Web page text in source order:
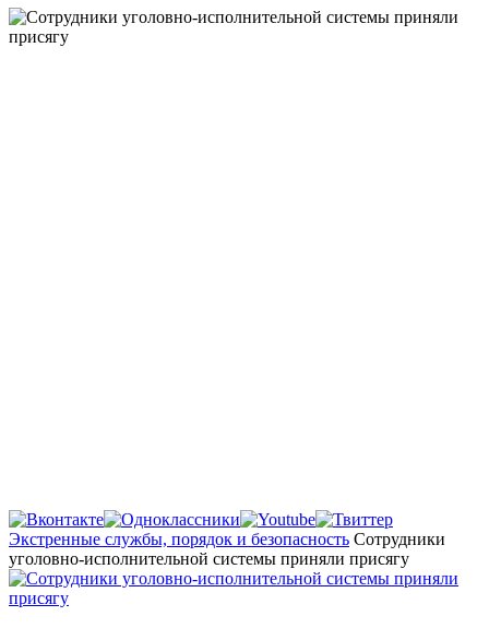
Главная
Экстренные службы, порядок и безопасность Сотрудники
уголовно-исполнительной системы приняли присягу